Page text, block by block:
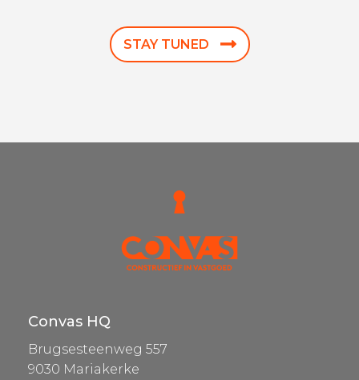
STAY TUNED
Convas HQ
Brugsesteenweg 557
9030 Mariakerke